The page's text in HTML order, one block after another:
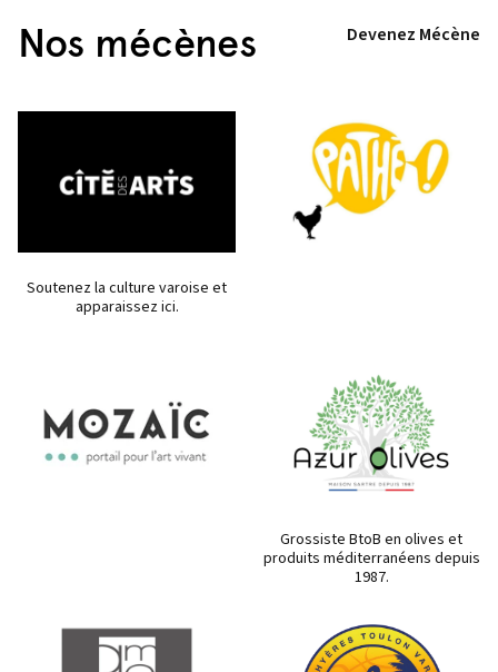
Nos mécènes Devenez Mécène
Soutenez la culture varoise et
apparaissez ici.
Grossiste BtoB en olives et
produits méditerranéens depuis
1987.